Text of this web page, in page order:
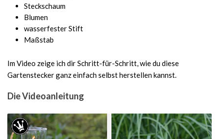
Steckschaum
Blumen
wasserfester Stift
Maßstab
Im Video zeige ich dir Schritt-für-Schritt, wie du diese
Gartenstecker ganz einfach selbst herstellen kannst.
Die Videoanleitung